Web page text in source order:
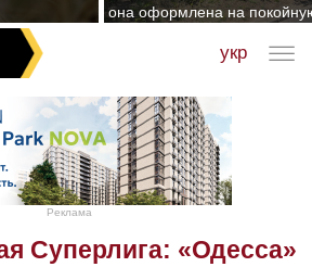
она оформлена на
укр
Реклама
Суперлига: «Одесса»